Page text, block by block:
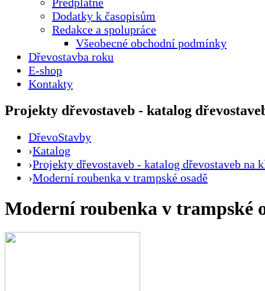
Předplatné
Dodatky k časopisům
Redakce a spolupráce
Všeobecné obchodní podmínky
Dřevostavba roku
E-shop
Kontakty
Projekty dřevostaveb - katalog
DřevoStavby
›Katalog
›Projekty dřevostaveb - katalog dřevostaveb na
›Moderní roubenka v trampské osadě
Moderní roubenka v trampské